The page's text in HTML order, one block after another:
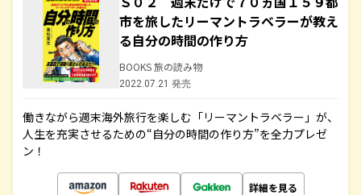
市を旅したリーマントラベラーが教え
る自分の時間の作り方
BOOKS 旅の読み物
2022.07.21 発売
働きながら週末海外旅行を楽しむ「リーマントラベラー」が、
人生を充実させるための“自分の時間の作り方”を全力プレゼ
ン！
詳細を見る